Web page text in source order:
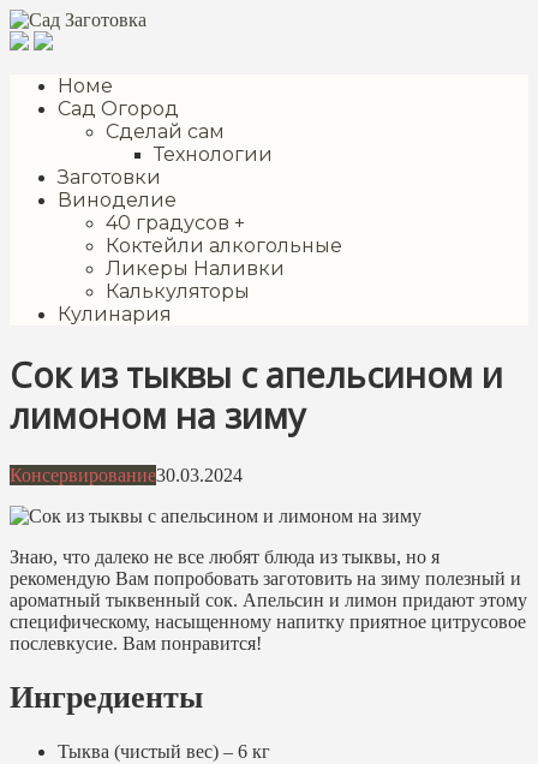
Перейти
к
Номе
Сад Огород
Сделай сам
Технологии
Заготовки
Виноделие
40 градусов +
Коктейли алкогольные
Ликеры Наливки
Калькуляторы
Кулинария
Сок из тыквы с апельсином и
лимоном на зиму
Консервирование30.03.2024
Знаю, что далеко не все любят блюда из тыквы, но я
рекомендую Вам попробовать заготовить на зиму полезный и
ароматный тыквенный сок. Апельсин и лимон придают этому
специфическому, насыщенному напитку приятное цитрусовое
послевкусие. Вам понравится!
Ингредиенты
Тыква (чистый вес) – 6 кг